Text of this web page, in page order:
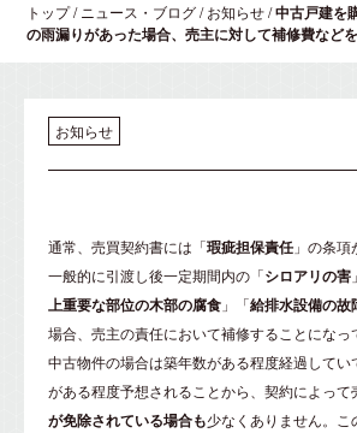
トップ/ ニュース・ブログ/お知らせ/中古戸建を
の雨漏りがあった場合、売主に対して補修費など
お知らせ
通常、売買契約書には「瑕疵担保責任 」の条項
一般的に引渡し後一定期間内の「シロアリの害
上重要な部位の木部の腐食 」「給排水設備の故
場合、売主の責任において補修することになっ
中古物件の場合は築年数がある程度経過してい
がある程度予想されることから、契約によって
が免除されている場合も少なくありません。